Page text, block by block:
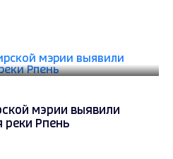
мэрии выявили
реки Рпень